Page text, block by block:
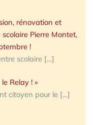
rénovation et
Pierre Montet,
!
scolaire […]
Relay ! »
citoyen pour le […]